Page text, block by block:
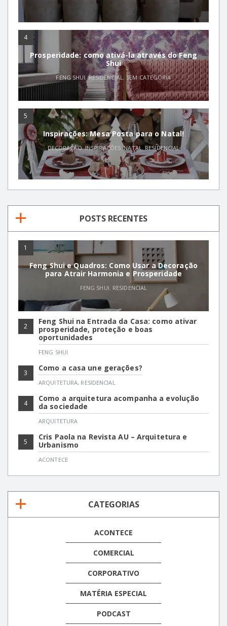
4
Prosperidade: como ativá-la através do Feng
Shui
FENG SHUI,RESIDENCIAL,SEM CATEGORIA
5
Inspirações: Mesa Posta para o Natal!
DECORAÇÃO,INSPIRAÇÕES ,NATAL,RESIDENCIAL
POSTS RECENTES
1
Feng Shui e Quadros: Como Usar a Decoração
para Atrair Harmonia e Prosperidade
FENG SHUI, RESIDENCIAL
2
Feng Shui na Entrada da Casa: como ativar
prosperidade, proteção e boas
oportunidades
FENG SHUI
3 Como a casa une gerações?
ARQUITETURA, RESIDENCIAL
4
Como a arquitetura acompanha a evolução
da sociedade
ARQUITETURA
5
Cris Paola na Revista AU – Arquitetura e
Urbanismo
ACONTECE
CATEGORIAS
ACONTECE
COMERCIAL
CORPORATIVO
MATÉRIA ESPECIAL
PODCAST